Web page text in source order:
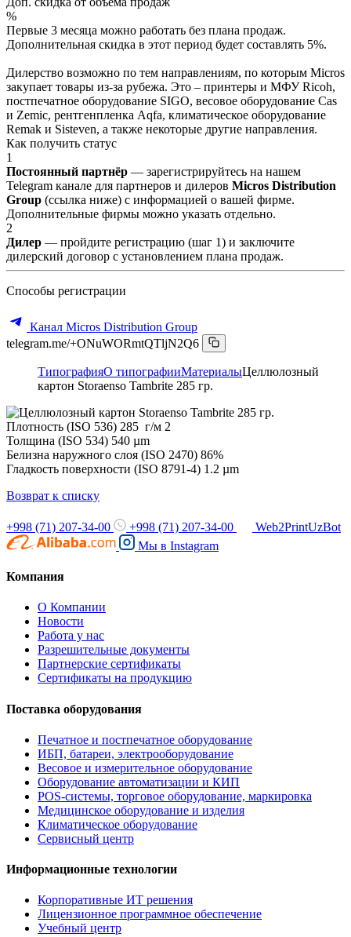
%
Первые 3 месяца можно работать без плана продаж.
Дополнительная скидка в этот период будет составлять 5%.
Дилерство возможно по тем направлениям, по которым Micros
закупает товары из-за рубежа. Это – принтеры и МФУ Ricoh,
постпечатное оборудование SIGO, весовое оборудование Cas
и Zemic, рентгенпленка Aqfa, климатическое оборудование
Remak и Sisteven, а также некоторые другие направления.
Как получить статус
1
Постоянный партнёр — зарегистрируйтесь на нашем
Telegram канале для партнеров и дилеров Micros Distribution
Group (ссылка ниже) с информацией о вашей фирме.
Дополнительные фирмы можно указать отдельно.
2
Дилер — пройдите регистрацию (шаг 1) и заключите
дилерский договор с установлением плана продаж.
Способы регистрации
Канал Micros Distribution Group
telegram.me/+ONuWORmtQTljN2Q6
ТипографияО типографииМатериалыЦеллюлозный
картон Storaenso Tambrite 285 гр.
Плотность (ISO 536) 285 г/м 2
Толщина (ISO 534) 540 µm
Белизна наружного слоя (ISO 2470) 86%
Гладкость поверхности (ISO 8791-4) 1.2 µm
Возврат к списку
+998 (71) 207-34-00 +998 (71) 207-34-00
Web2PrintUzBot
Мы в Instagram
Компания
О Компании
Новости
Работа у нас
Разрешительные документы
Партнерские сертификаты
Сертификаты на продукцию
Поставка оборудования
Печатное и постпечатное оборудование
ИБП, батареи, электрооборудование
Весовое и измерительное оборудование
Оборудование автоматизации и КИП
POS-системы, торговое оборудование, маркировка
Медицинское оборудование и изделия
Климатическое оборудование
Сервисный центр
Информационные технологии
Корпоративные ИТ решения
Лицензионное программное обеспечение
Учебный центр